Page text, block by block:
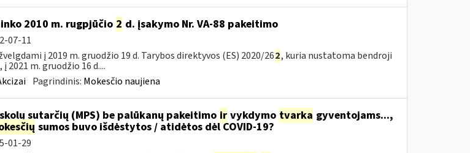
2010 m. rugpjūčio 2 d. įsakymo Nr. VA-88 pakeitimo
07-11
į 2019 m. gruodžio 19 d. Tarybos direktyvos (ES) 2020/262, kuria nustatoma bendroji
m. gruodžio 16 d....
Pagrindinis: Mokesčio naujiena
sutarčių (MPS) be palūkanų pakeitimo irvykdymo tvarka gyventojams...,
sumos buvo išdėstytos / atidėtos dėl COVID-19?
01-29